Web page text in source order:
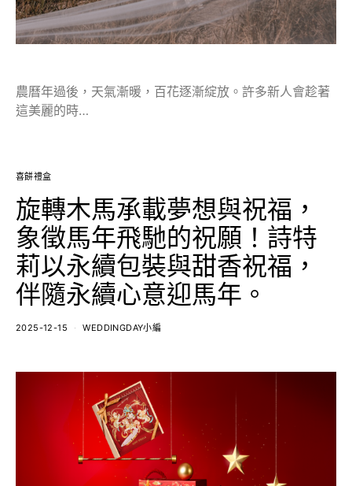
農曆年過後，天氣漸暖，百花逐漸綻放。許多新人會趁著
這美麗的時…
喜餅禮盒
旋轉木馬承載夢想與祝福，
象徵馬年飛馳的祝願！詩特
莉以永續包裝與甜香祝福，
伴隨永續心意迎馬年。
2025-12-15 WEDDINGDAY小編